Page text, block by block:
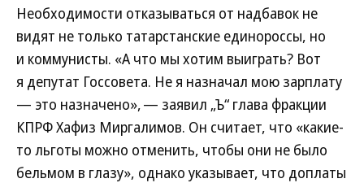
Необходимости отказываться от надбавок не
видят не только татарстанские единороссы, но
и коммунисты. «А что мы хотим выиграть? Вот
я депутат Госсовета. Не я назначал мою зарплату
— это назначено», — заявил „Ъ“ глава фракции
КПРФ Хафиз Миргалимов. Он считает, что «какие-
то льготы можно отменить, чтобы они не было
бельмом в глазу», однако указывает, что доплаты